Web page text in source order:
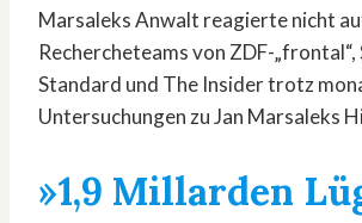
Marsaleks Anwalt reagierte nicht
Rechercheteams von ZDF-„frontal“,
Standard und The Insider trotz
Untersuchungen zu Jan Marsaleks
»1,9 Millarden